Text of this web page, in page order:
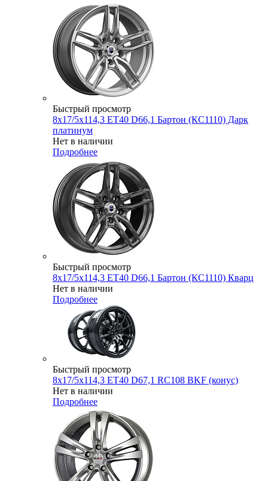
Быстрый просмотр
8x17/5x114,3 ET40 D66,1 Бартон (КС1110) Дарк
платинум
Нет в наличии
Подробнее
Быстрый просмотр
8x17/5x114,3 ET40 D66,1 Бартон (КС1110) Кварц
Нет в наличии
Подробнее
Быстрый просмотр
8x17/5x114,3 ET40 D67,1 RC108 BKF (конус)
Нет в наличии
Подробнее